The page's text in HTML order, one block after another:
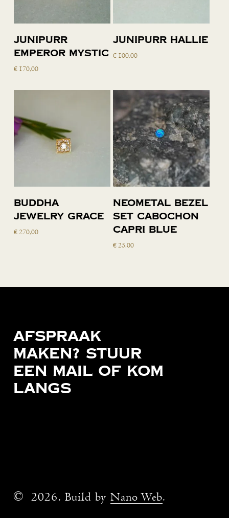
Toevoegen
aan
Junipurr
Emperor Mystic
€170,00
Toevoegen
winkelwagen
Junipurr Hallie
€ 100,00
Toevoegen
aan
Buddha
Jewelry Grace
€270,00
Toevoegen
aan
winkelwagen
Neometal bezel
set cabochon
capri blue
€25,00
Afspraak
maken? Stuur
een mail of kom
langs
Instagram
070 - 362 60 00
©2026. Build by Nano Web.